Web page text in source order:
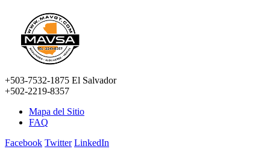
+503-7532-1875 El Salvador
+502-2219-8357
Mapa del Sitio
FAQ
Facebook Twitter LinkedIn